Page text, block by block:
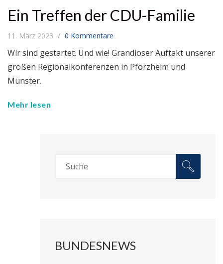
Ein Treffen der CDU-Familie
11. März 2023 0 Kommentare
Wir sind gestartet. Und wie! Grandioser Auftakt unserer
großen Regionalkonferenzen in Pforzheim und
Münster.
Mehr lesen
BUNDESNEWS